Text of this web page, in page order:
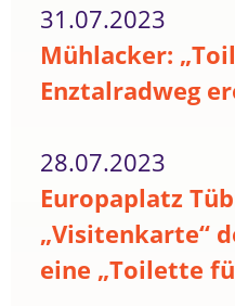
31.07.2023
Mühlacker:
Enztalradweg
28.07.2023
Europaplatz
„Visitenkarte“
eine „Toilette